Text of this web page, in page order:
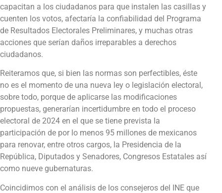
capacitan a los ciudadanos para que instalen las casillas y
cuenten los votos, afectaría la confiabilidad del Programa
de Resultados Electorales Preliminares, y muchas otras
acciones que serían daños irreparables a derechos
ciudadanos.
Reiteramos que, si bien las normas son perfectibles, éste
no es el momento de una nueva ley o legislación electoral,
sobre todo, porque de aplicarse las modificaciones
propuestas, generarían incertidumbre en todo el proceso
electoral de 2024 en el que se tiene prevista la
participación de por lo menos 95 millones de mexicanos
para renovar, entre otros cargos, la Presidencia de la
República, Diputados y Senadores, Congresos Estatales así
como nueve gubernaturas.
Coincidimos con el análisis de los consejeros del INE que